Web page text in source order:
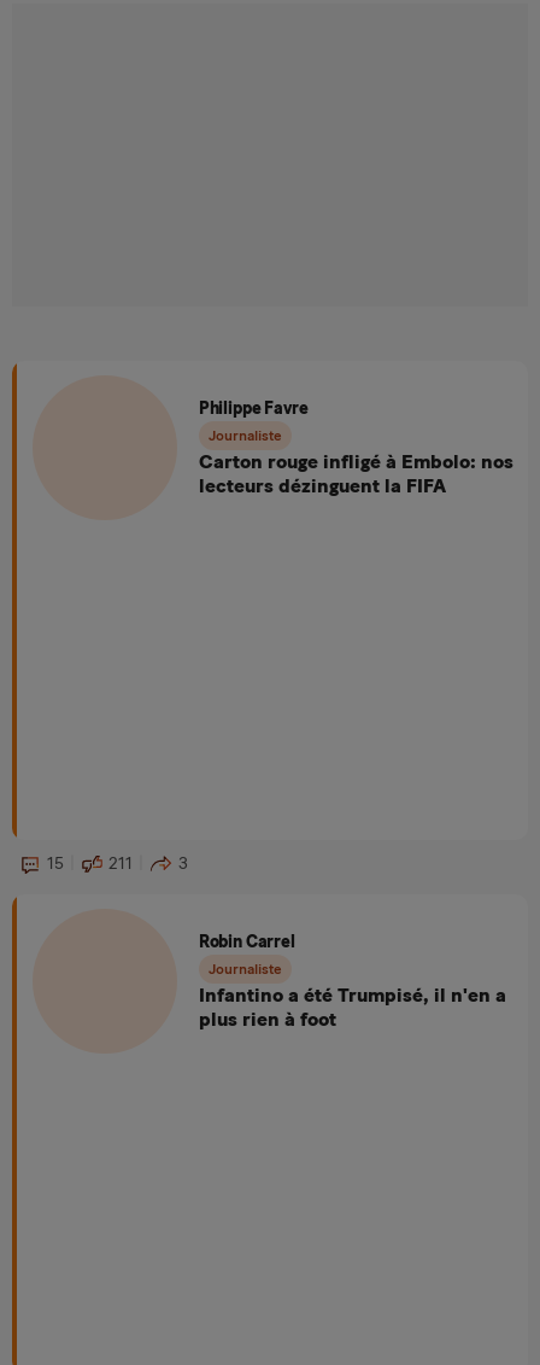
Philippe Favre
Journaliste
Carton rouge infligé à Embolo: nos
lecteurs dézinguent la FIFA
15 211 3
Robin Carrel
Journaliste
Infantino a été Trumpisé, il n'en a
plus rien à foot